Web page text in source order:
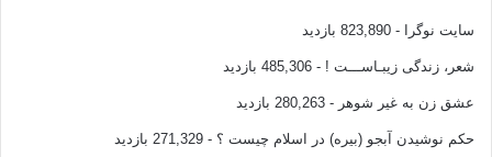
سایت نوگرا - 823,890 بازدید
شعر، زندگی زیبـاســـت ! - 485,306 بازدید
عشق زن به غیر شوهر - 280,263 بازدید
حکم نوشیدن آبجو (بیره) در اسلام چیست ؟ - 271,329 بازدید